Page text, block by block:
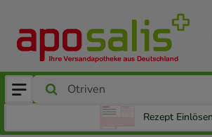
Rezept Einlösen